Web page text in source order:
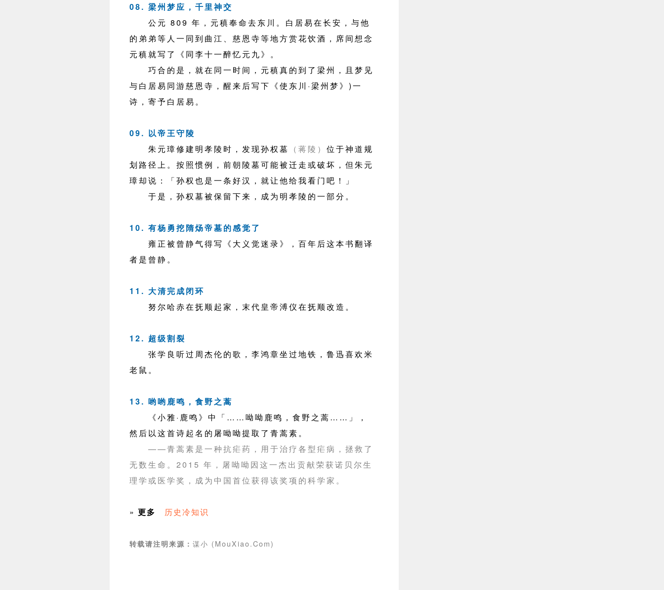
08. 梁州梦应，千里神交
公元 809 年，元稹奉命去东川。白居易在长安，与他
的弟弟等人一同到曲江、慈恩寺等地方赏花饮酒，席间想念
元稹就写了《同李十一醉忆元九》。
巧合的是，就在同一时间，元稹真的到了梁州，且梦见
与白居易同游慈恩寺，醒来后写下《使东川·梁州梦》)一
诗，寄予白居易。
09. 以帝王守陵
朱元璋修建明孝陵时，发现孙权墓
（蒋陵） 位于神道规
划路径上。按照惯例，前朝陵墓可能被迁走或破坏，但朱元
璋却说：「孙权也是一条好汉，就让他给我看门吧！」
于是，孙权墓被保留下来，成为明孝陵的一部分。
10. 有杨勇挖隋炀帝墓的感觉了
雍正被曾静气得写《大义觉迷录》，百年后这本书翻译
者是曾静。
11. 大清完成闭环
努尔哈赤在抚顺起家，末代皇帝溥仪在抚顺改造。
12. 超级割裂
张学良听过周杰伦的歌，李鸿章坐过地铁，鲁迅喜欢米
老鼠。
13. 哟哟鹿鸣，食野之蒿
《小雅·鹿鸣》中「……呦呦鹿鸣，食野之蒿……」，
然后以这首诗起名的屠呦呦提取了青蒿素。
——青蒿素是一种抗疟药，用于治疗各型疟病，拯救了
无数生命。2015 年，屠呦呦因这一杰出贡献荣获诺贝尔生
理学或医学奖，成为中国首位获得该奖项的科学家。
» 更多 历史冷知识
转载请注明来源： 谋小 (MouXiao.Com)